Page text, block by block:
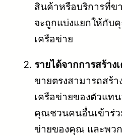
สินค้าหรือบริการที่ข
จะถูกแบ่งแยกให้กับ
เครือข่าย
รายได้จากการสร้าง
ขายตรงสามารถสร้า
เครือข่ายของตัวแท
คุณชวนคนอื่นเข้าร่ว
ข่ายของคุณ และพว